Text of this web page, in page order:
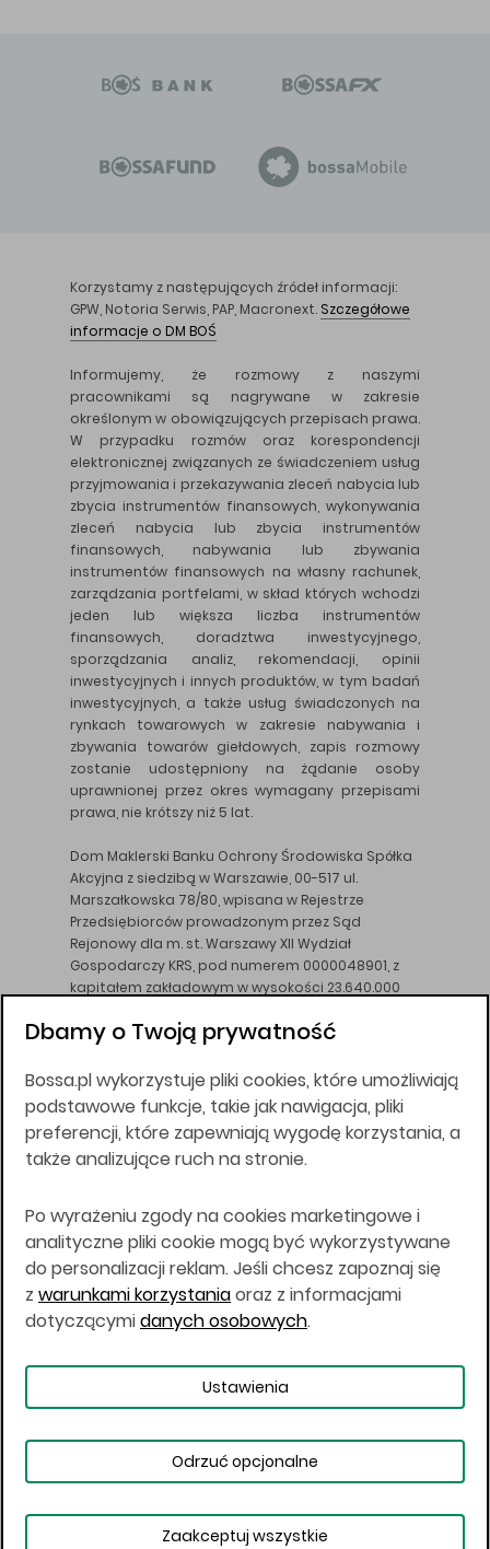
Korzystamy z następujących źródeł informacji:
GPW, Notoria Serwis, PAP, Macronext. Szczegółowe
informacje o DM BOŚ
Informujemy, że rozmowy z naszymi
pracownikami są nagrywane w zakresie
określonym w obowiązujących przepisach prawa.
W przypadku rozmów oraz korespondencji
elektronicznej związanych ze świadczeniem usług
przyjmowania i przekazywania zleceń nabycia lub
zbycia instrumentów finansowych, wykonywania
zleceń nabycia lub zbycia instrumentów
finansowych, nabywania lub zbywania
instrumentów finansowych na własny rachunek,
zarządzania portfelami, w skład których wchodzi
jeden lub większa liczba instrumentów
finansowych, doradztwa inwestycyjnego,
sporządzania analiz, rekomendacji, opinii
inwestycyjnych i innych produktów, w tym badań
inwestycyjnych, a także usług świadczonych na
rynkach towarowych w zakresie nabywania i
zbywania towarów giełdowych, zapis rozmowy
zostanie udostępniony na żądanie osoby
uprawnionej przez okres wymagany przepisami
prawa, nie krótszy niż 5 lat.
Dom Maklerski Banku Ochrony Środowiska Spółka
Akcyjna z siedzibą w Warszawie, 00-517 ul.
Marszałkowska 78/80, wpisana w Rejestrze
Przedsiębiorców prowadzonym przez Sąd
Rejonowy dla m. st. Warszawy XII Wydział
Gospodarczy KRS, pod numerem 0000048901, z
kapitałem zakładowym w wysokości 23.640.000
DM BOŚ działa na podstawie zezwolenia KNF z dnia
Wszelkie informacje na niniejszej stronie w tym
informacje o produktach inwestycyjnych nie są
kierowane do osób mających miejsce
zamieszkania lub pobytu w Stanach
Japonii, ani w dowolnej innej jurysdykcji, w której
taki materiał byłby sprzeczny z prawem lub w
których zgodne z prawem nabycie produktów
inwestycyjnych nie jest możliwe lub w której nie
jest możliwe złożenie oferty. Prawa obowiązujące
w danej jurysdykcji określają, czy jest możliwe
nabycie poszczególnych produktów
Copyright © 2026 BOŚ | BOSSA.PL
Warunki korzystania
Dane osobowe
Dbamy o Twoją prywatność
Bossa.pl wykorzystuje pliki cookies, które umożliwiają
podstawowe funkcje, takie jak nawigacja, pliki
preferencji, które zapewniają wygodę korzystania, a
także analizujące ruch na stronie.
Po wyrażeniu zgody na cookies marketingowe i
analityczne pliki cookie mogą być wykorzystywane
do personalizacji reklam. Jeśli chcesz zapoznaj się
z warunkami korzystaniaoraz z informacjami
dotyczącymidanych osobowych.
Ustawienia
Odrzuć opcjonalne
Zaakceptuj wszystkie